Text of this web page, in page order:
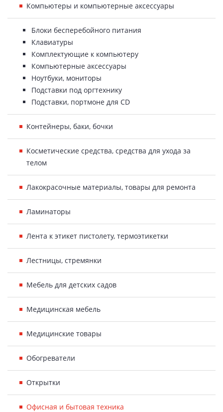
Компьютеры и компьютерные аксессуары
Блоки бесперебойного питания
Клавиатуры
Комплектующие к компьютеру
Компьютерные аксессуары
Ноутбуки, мониторы
Подставки под оргтехнику
Подставки, портмоне для CD
Контейнеры, баки, бочки
Косметические средства, средства для ухода за
телом
Лакокрасочные материалы, товары для ремонта
Ламинаторы
Лента к этикет пистолету, термоэтикетки
Лестницы, стремянки
Мебель для детских садов
Медицинская мебель
Медицинские товары
Обогреватели
Открытки
Офисная и бытовая техника